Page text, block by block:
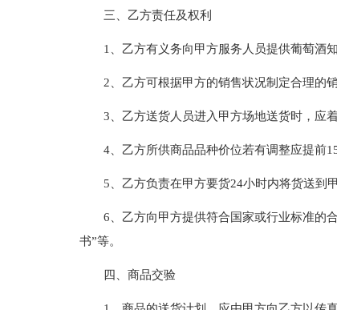
三、乙方责任及权利
1、乙方有义务向甲方服务人员提供葡萄酒
2、乙方可根据甲方的销售状况制定合理的
3、乙方送货人员进入甲方场地送货时，应
4、乙方所供商品品种价位若有调整应提前
5、乙方负责在甲方要货24小时内将货送到
6、乙方向甲方提供符合国家或行业标准的
书”等。
四、商品交验